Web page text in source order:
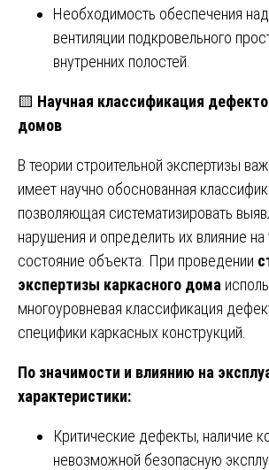
Необходимость обеспечения
вентиляции подкровельного
внутренних полостей.
🟨 Научная классификация
домов
В теории строительной экспертизы
имеет научно обоснованная
позволяющая систематизировать
нарушения и определить их влияние на
состояние объекта. При проведении
экспертизы каркасного дома
многоуровневая классификация
специфики каркасных конструкций.
По значимости и влиянию на
характеристики:
Критические дефекты, наличие
невозможной безопасную